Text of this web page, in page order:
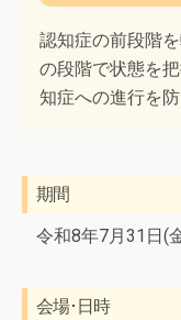
認知症の前段階
の段階で状態を
知症への進行を
期間
令和8年7月31日(
会場･日時